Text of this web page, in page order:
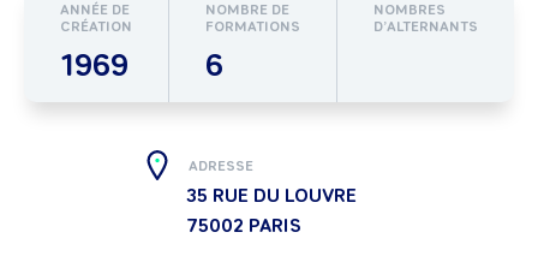
ANNÉE DE
CRÉATION
1969
NOMBRE DE
FORMATIONS
6
NOMBRES
D’ALTERNANTS
ADRESSE
35 RUE DU LOUVRE
75002 PARIS